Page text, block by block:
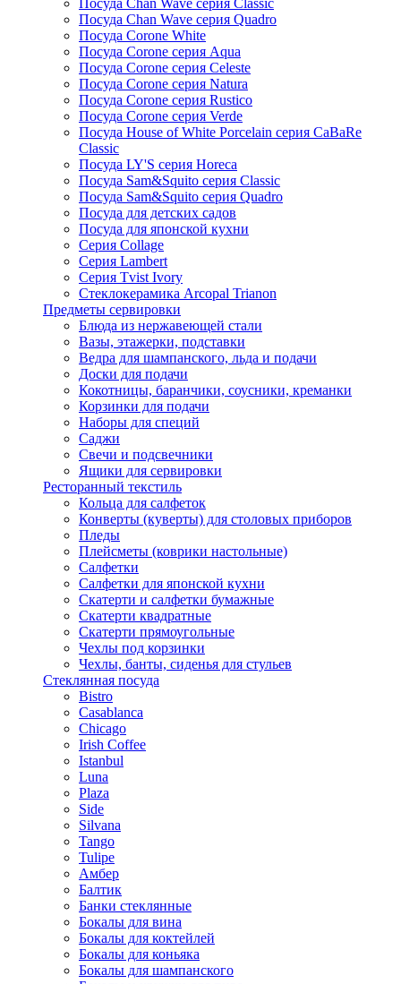
Посуда Chan Wave серия Classic
Посуда Chan Wave серия Quadro
Посуда Corone White
Посуда Corone серия Aqua
Посуда Corone серия Celeste
Посуда Corone серия Natura
Посуда Corone серия Rustico
Посуда Corone серия Verde
Посуда House of White Porcelain серия CaBaRe
Classic
Посуда LY'S серия Horeca
Посуда Sam&Squito серия Classic
Посуда Sam&Squito серия Quadro
Посуда для детских садов
Посуда для японской кухни
Серия Collage
Серия Lambert
Серия Tvist Ivory
Стеклокерамика Arcopal Trianon
Предметы сервировки
Блюда из нержавеющей стали
Вазы, этажерки, подставки
Ведра для шампанского, льда и подачи
Доски для подачи
Кокотницы, баранчики, соусники, креманки
Корзинки для подачи
Наборы для специй
Саджи
Свечи и подсвечники
Ящики для сервировки
Ресторанный текстиль
Кольца для салфеток
Конверты (куверты) для столовых приборов
Пледы
Плейсметы (коврики настольные)
Салфетки
Салфетки для японской кухни
Скатерти и салфетки бумажные
Скатерти квадратные
Скатерти прямоугольные
Чехлы под корзинки
Чехлы, банты, сиденья для стульев
Стеклянная посуда
Bistro
Casablanca
Chicago
Irish Coffee
Istanbul
Luna
Plaza
Side
Silvana
Tango
Tulipe
Амбер
Балтик
Банки стеклянные
Бокалы для вина
Бокалы для коктейлей
Бокалы для коньяка
Бокалы для шампанского